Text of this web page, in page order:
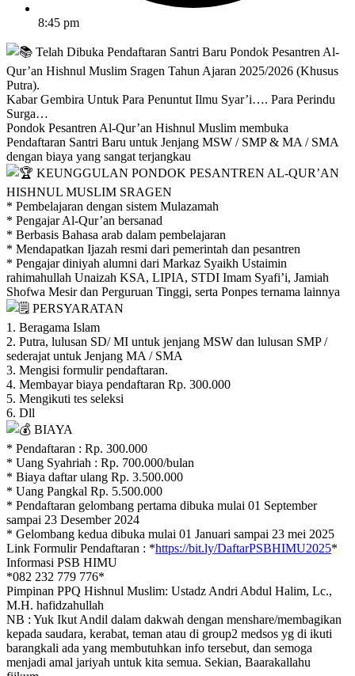
8:45 pm
Telah Dibuka Pendaftaran Santri Baru Pondok Pesantren Al-
Qur’an Hishnul Muslim Sragen Tahun Ajaran 2025/2026 (Khusus
Putra).
Kabar Gembira Untuk Para Penuntut Ilmu Syar’i…. Para Perindu
Surga…
Pondok Pesantren Al-Qur’an Hishnul Muslim membuka
Pendaftaran Santri Baru untuk Jenjang MSW / SMP & MA / SMA
dengan biaya yang sangat terjangkau
KEUNGGULAN PONDOK PESANTREN AL-QUR’AN
HISHNUL MUSLIM SRAGEN
* Pembelajaran dengan sistem Mulazamah
* Pengajar Al-Qur’an bersanad
* Berbasis Bahasa arab dalam pembelajaran
* Mendapatkan Ijazah resmi dari pemerintah dan pesantren
* Pengajar diniyah alumni dari Markaz Syaikh Ustaimin
rahimahullah Unaizah KSA, LIPIA, STDI Imam Syafi’i, Jamiah
Shofwa Mesir dan Perguruan Tinggi, serta Ponpes ternama lainnya
PERSYARATAN
1. Beragama Islam
2. Putra, lulusan SD/ MI untuk jenjang MSW dan lulusan SMP /
sederajat untuk Jenjang MA / SMA
3. Mengisi formulir pendaftaran.
4. Membayar biaya pendaftaran Rp. 300.000
5. Mengikuti tes seleksi
6. Dll
BIAYA
* Pendaftaran : Rp. 300.000
* Uang Syahriah : Rp. 700.000/bulan
* Biaya daftar ulang Rp. 3.500.000
* Uang Pangkal Rp. 5.500.000
* Pendaftaran gelombang pertama dibuka mulai 01 September
sampai 23 Desember 2024
* Gelombang kedua dibuka mulai 01 Januari sampai 23 mei 2025
Link Formulir Pendaftaran : *https://bit.ly/DaftarPSBHIMU2025*
Informasi PSB HIMU
*082 232 779 776*
Pimpinan PPQ Hishnul Muslim: Ustadz Andri Abdul Halim, Lc.,
M.H. hafidzahullah
NB : Yuk Ikut Andil dalam dakwah dengan menshare/membagikan
kepada saudara, kerabat, teman atau di group2 medsos yg di ikuti
barangkali ada yang membutuhkan info tersebut, dan semoga
menjadi amal jariyah untuk kita semua. Sekian, Baarakallahu